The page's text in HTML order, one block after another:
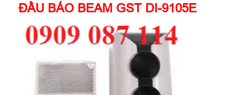
ĐẦU BÁO BEAM GST DI-9105E